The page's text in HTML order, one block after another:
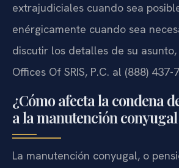
extrajudiciales cuando sea
enérgicamente cuando sea
discutir los detalles de su
Offices Of SRIS, P.C. al (888) 437-
¿Cómo afecta la condena
a la manutención
La manutención conyugal, o